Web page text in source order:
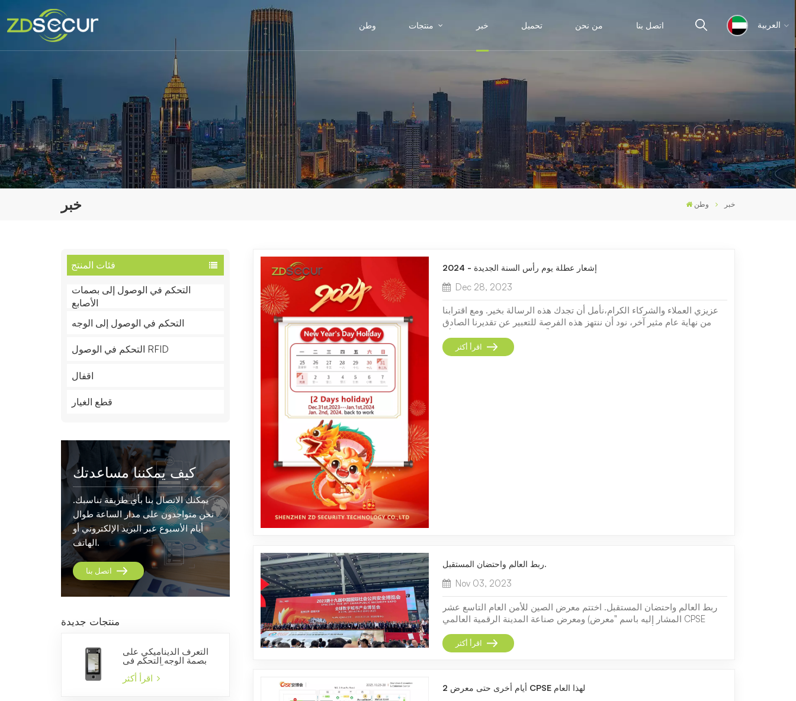
وطن خبر تحميل من نحن اتصل بنا العربية
ไทย
العربية
中文 خبر وطن خبر
فئات المنتج
التحكم في الوصول إلى بصمات
الأصابع
التحكم في الوصول إلى الوجه
التحكم في الوصول RFID
اقفال
قطع الغيار
كيف يمكننا مساعدتك
يمكنك الاتصال بنا بأي طريقة تناسبك.
نحن متواجدون على مدار الساعة طوال
أيام الأسبوع عبر البريد الإلكتروني أو
الهاتف.
اتصل بنا
منتجات جديدة
التعرف الديناميكي على
بصمة الوجه التحكم في
الوصول وآلة الحضور
والانصراف
إشعار عطلة يوم رأس السنة الجديدة - 2024
Dec 28, 2023
عزيزي العملاء والشركاء الكرام،نأمل أن تجدك هذه الرسالة بخير. ومع اقترابنا
من نهاية عام مثير آخر، نود أن ننتهز هذه الفرصة للتعبير عن تقديرنا الصادق
نعلمك أن شركتنا ستحتفل بإجازة من 31 ديسمبر 2023 إلى 1 يناير 2024،
اقرأ أكثر
ربط العالم واحتضان المستقبل.
Nov 03, 2023
ربط العالم واحتضان المستقبل. اختتم معرض الصين للأمن العام التاسع عشر
ومعرض صناعة المدينة الرقمية العالمي (المشار إليه باسم "معرض CPSE
فوتيان. باعتباره أحد الأحداث الأكثر تأثيرًا في مجال الأمن العام في الصين،
اجتذب معرض CPSE Expo 202...
اقرأ أكثر
2 أيام أخرى حتى معرض CPSE لهذا العام